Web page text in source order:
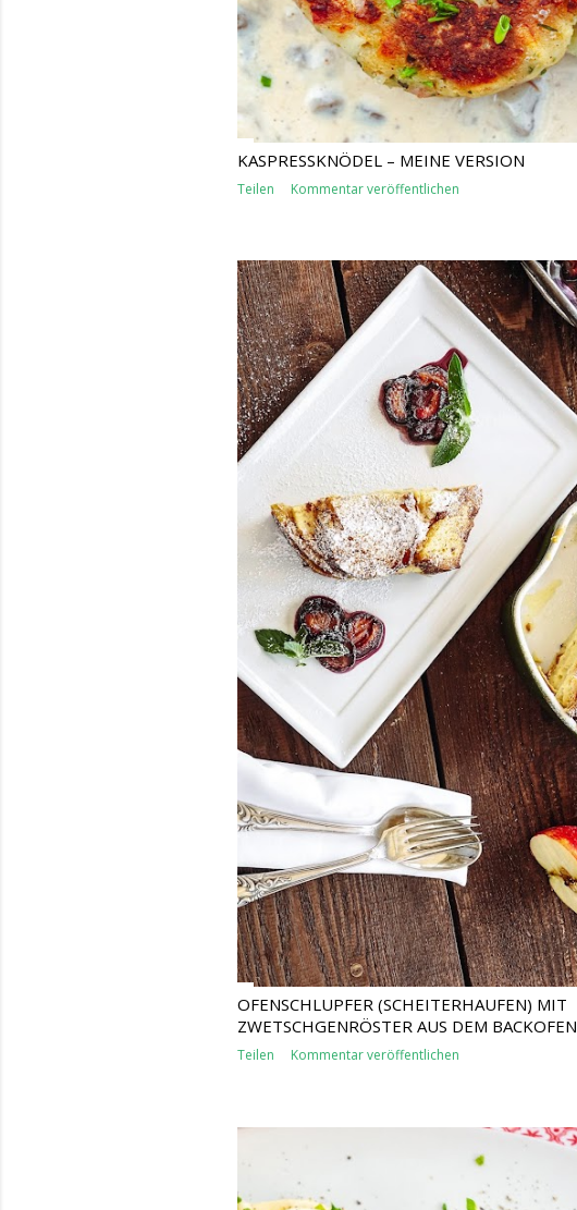
KASPRESSKNÖDEL – MEINE VERSION
Teilen Kommentar veröffentlichen
OFENSCHLUPFER (SCHEITERHAUFEN) MIT
ZWETSCHGENRÖSTER AUS DEM BACKOFEN
Teilen Kommentar veröffentlichen